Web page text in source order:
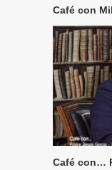
Café con
Café con…